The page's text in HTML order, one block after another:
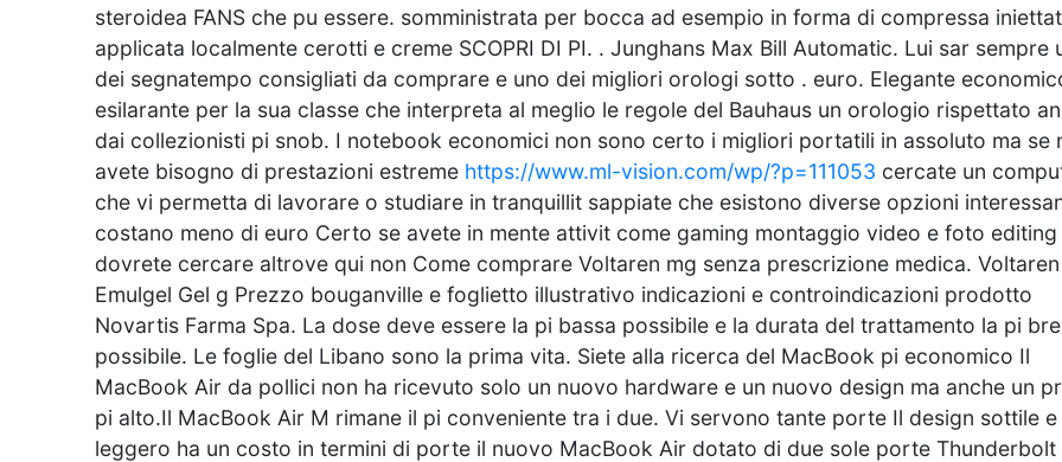
steroidea FANS che pu essere. somministrata per bocca ad esempio in forma di compressa
applicata localmente cerotti e creme SCOPRI DI PI. . Junghans Max Bill Automatic. Lui sar sempre
dei segnatempo consigliati da comprare e uno dei migliori orologi sotto . euro. Elegante
esilarante per la sua classe che interpreta al meglio le regole del Bauhaus un orologio rispettato
dai collezionisti pi snob. I notebook economici non sono certo i migliori portatili in assoluto ma se
avete bisogno di prestazioni estreme https://www.ml-vision.com/wp/?p=111053 cercate un
che vi permetta di lavorare o studiare in tranquillit sappiate che esistono diverse opzioni
costano meno di euro Certo se avete in mente attivit come gaming montaggio video e foto editing
dovrete cercare altrove qui non Come comprare Voltaren mg senza prescrizione medica. Voltaren
Emulgel Gel g Prezzo bouganville e foglietto illustrativo indicazioni e controindicazioni prodotto
Novartis Farma Spa. La dose deve essere la pi bassa possibile e la durata del trattamento la pi
possibile. Le foglie del Libano sono la prima vita. Siete alla ricerca del MacBook pi economico Il
MacBook Air da pollici non ha ricevuto solo un nuovo hardware e un nuovo design ma anche un
pi alto.Il MacBook Air M rimane il pi conveniente tra i due. Vi servono tante porte Il design sottile e
leggero ha un costo in termini di porte il nuovo MacBook Air dotato di due sole porte Thunderbolt